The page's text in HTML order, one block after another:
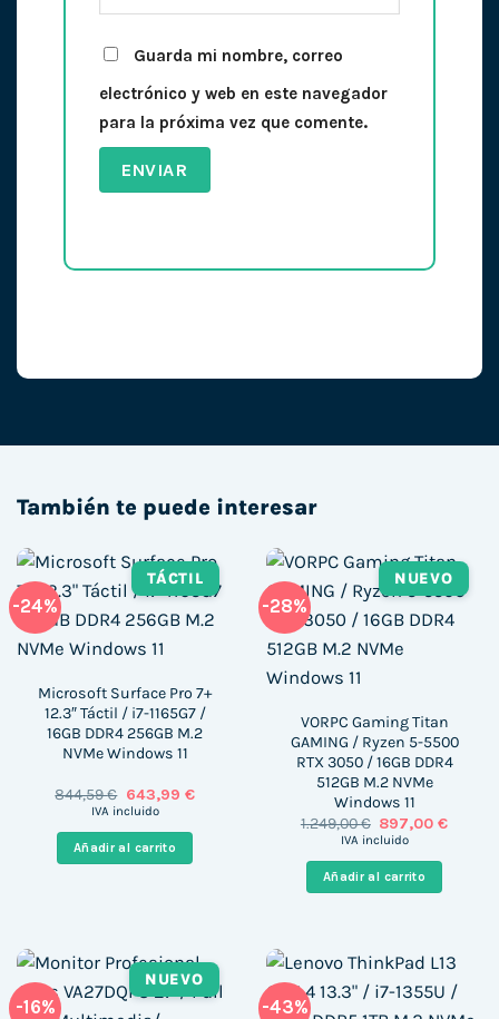
Guarda mi nombre, correo
electrónico y web en este navegador
para la próxima vez que comente.
También te puede interesar
-24%
TÁCTIL
Microsoft Surface Pro 7+
12.3″ Táctil / i7-1165G7 /
16GB DDR4 256GB M.2
NVMe Windows 11
844,59€ El
precio
era:
844,59 €.
643,99 €El
IVA incluido
Añadir al carrito
-28%
NUEVO
VORPC Gaming Titan
GAMING / Ryzen 5-5500
RTX 3050 / 16GB DDR4
512GB M.2 NVMe
Windows 11
1.249,00€ El
precio
era:
1.249,00 €.
897,00€El
IVA incluido
Añadir al carrito
-16%
NUEVO
-43%